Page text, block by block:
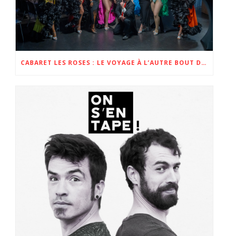
CABARET LES ROSES : LE VOYAGE À L’AUTRE BOUT DE LA FRANCE !